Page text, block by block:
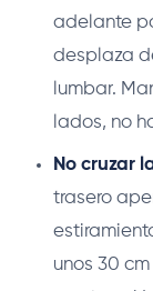
adelante
desplaza
lumbar.
lados, no
No cruzar
trasero
unos 30